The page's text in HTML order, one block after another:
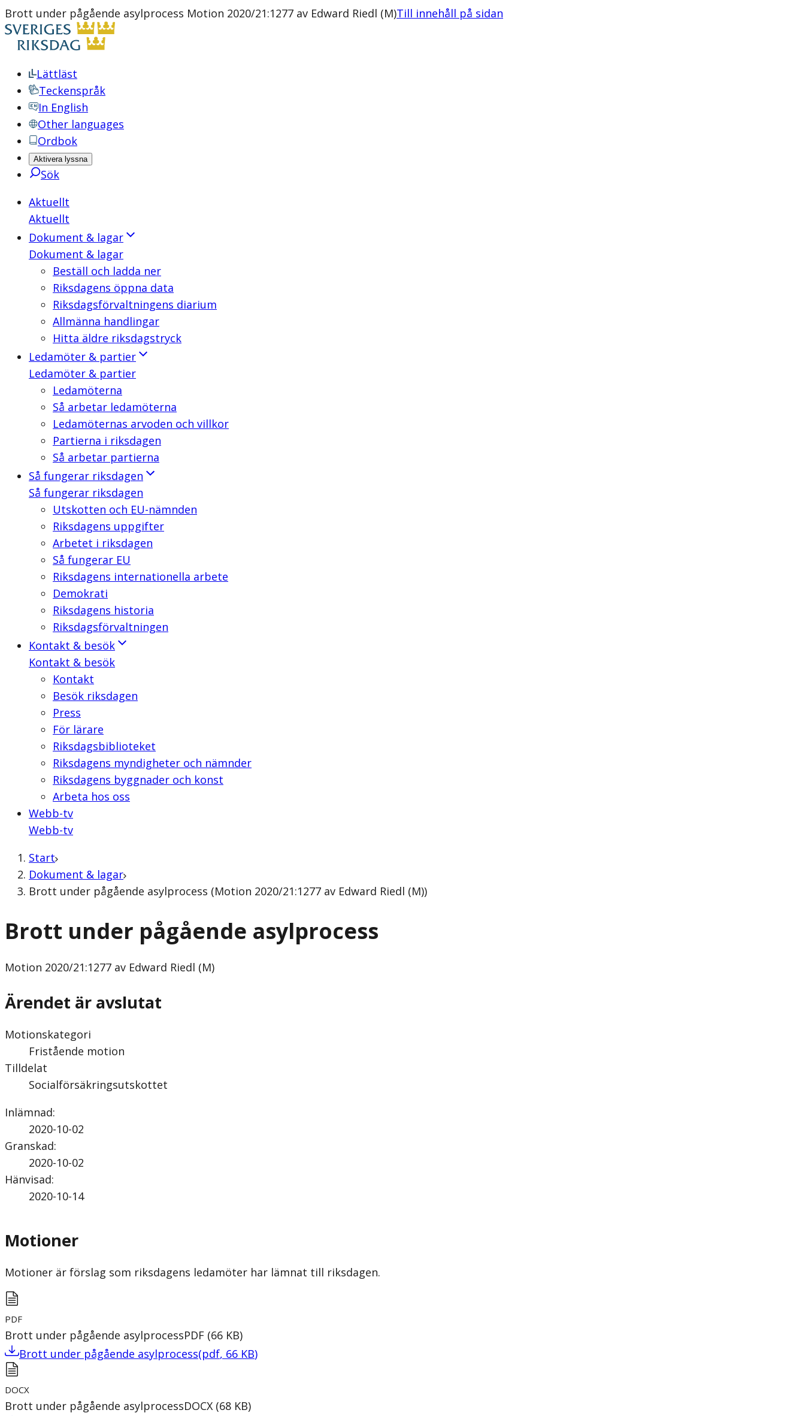
Brott under pågående asylprocess Motion 2020/21:1277 av Edward Riedl (M)Till innehåll på sidan
Lättläst
Teckenspråk
In English
Other languages
Ordbok
Aktivera lyssna
Sök
Aktuellt
Aktuellt
Dokument & lagar
Dokument & lagar
Beställ och ladda ner
Riksdagens öppna data
Riksdagsförvaltningens diarium
Allmänna handlingar
Hitta äldre riksdagstryck
Ledamöter & partier
Ledamöter & partier
Ledamöterna
Så arbetar ledamöterna
Ledamöternas arvoden och villkor
Partierna i riksdagen
Så arbetar partierna
Så fungerar riksdagen
Så fungerar riksdagen
Utskotten och EU-nämnden
Riksdagens uppgifter
Arbetet i riksdagen
Så fungerar EU
Riksdagens internationella arbete
Demokrati
Riksdagens historia
Riksdagsförvaltningen
Kontakt & besök
Kontakt & besök
Kontakt
Besök riksdagen
Press
För lärare
Riksdagsbiblioteket
Riksdagens myndigheter och nämnder
Riksdagens byggnader och konst
Arbeta hos oss
Webb-tv
Webb-tv
Start
Dokument & lagar
Brott under pågående asylprocess (Motion 2020/21:1277 av Edward Riedl (M))
Brott under pågående asylprocess
Motion 2020/21:1277 av Edward Riedl (M)
Ärendet är avslutat
Motionskategori
Fristående motion
Tilldelat
Socialförsäkringsutskottet
Inlämnad:
2020-10-02
Granskad:
2020-10-02
Hänvisad:
2020-10-14
Motioner
Motioner är förslag som riksdagens ledamöter har lämnat till riksdagen.
PDF
Brott under pågående asylprocessPDF (66 KB)
Brott under pågående asylprocess(pdf, 66 KB)
DOCX
Brott under pågående asylprocessDOCX (68 KB)